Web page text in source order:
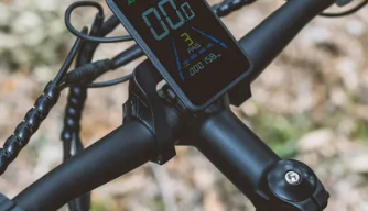
ES400AV2
ES410